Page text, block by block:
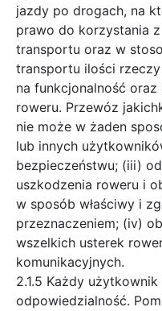
jazdy po drogach, na
prawo do korzystania
transportu oraz w
transportu ilości
na funkcjonalność
roweru. Przewóz
nie może w żaden
lub innych
bezpieczeństwu; (iii)
uszkodzenia roweru i
w sposób właściwy i
przeznaczeniem; (iv)
wszelkich usterek
komunikacyjnych.
2.1.5 Każdy
odpowiedzialność.